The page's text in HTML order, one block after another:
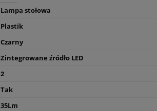
Lampa stołowa
Plastik
Czarny
Zintegrowane źródło LED
2
Tak
35Lm